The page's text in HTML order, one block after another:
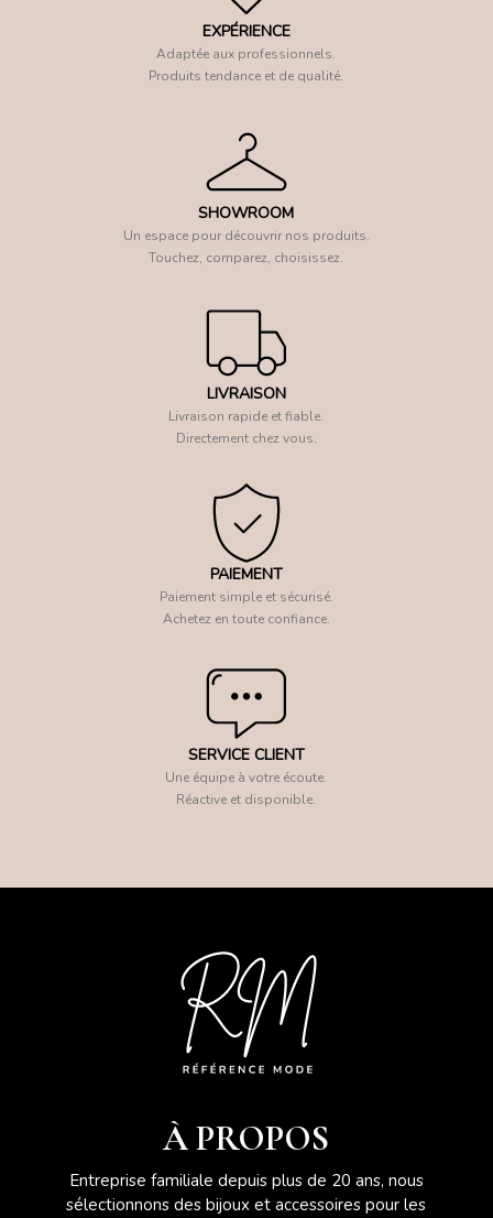
EXPÉRIENCE
Adaptée aux professionnels.
Produits tendance et de qualité.
SHOWROOM
Un espace pour découvrir nos produits.
Touchez, comparez, choisissez.
LIVRAISON
Livraison rapide et fiable.
Directement chez vous.
PAIEMENT
Paiement simple et sécurisé.
Achetez en toute confiance.
SERVICE CLIENT
Une équipe à votre écoute.
Réactive et disponible.
À PROPOS
Entreprise familiale depuis plus de 20 ans, nous
sélectionnons des bijoux et accessoires pour les